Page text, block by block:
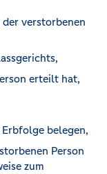
verstorbenen
erteilt hat,
belegen,
Person
zum